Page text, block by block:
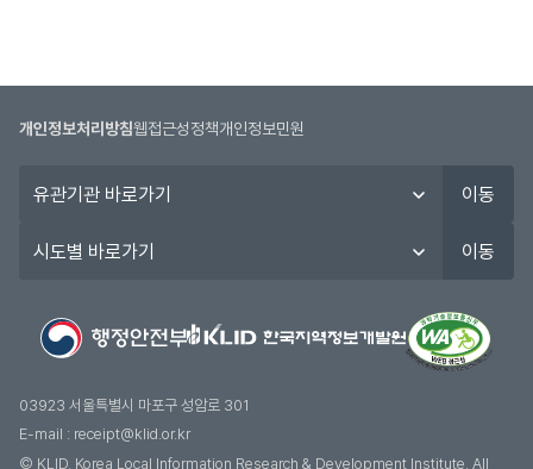
개인정보처리방침웹접근성정책개인정보민원
관
이동
도
기
이동
03923 서울특별시 마포구 성암로 301
E-mail : receipt@klid.or.kr
© KLID, Korea Local Information Research & Development Institute. AII